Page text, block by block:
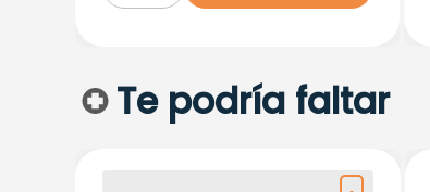
Te podría faltar